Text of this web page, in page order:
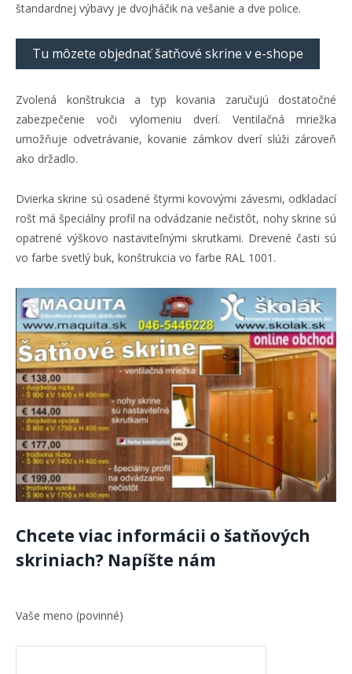
štandardnej výbavy je dvojháčik na vešanie a dve police.
Tu môzete objednať šatňové skrine v e-shope
Zvolená konštrukcia a typ kovania zaručujú dostatočné
zabezpečenie voči vylomeniu dverí. Ventilačná mriežka
umožňuje odvetrávanie, kovanie zámkov dverí slúži zároveň
ako držadlo.
Dvierka skrine sú osadené štyrmi kovovými závesmi, odkladací
rošt má špeciálny profil na odvádzanie nečistôt, nohy skrine sú
opatrené výškovo nastaviteľnými skrutkami. Drevené časti sú
vo farbe svetlý buk, konštrukcia vo farbe RAL 1001.
Chcete viac informácii o šatňových
skriniach? Napíšte nám
Vaše meno (povinné)